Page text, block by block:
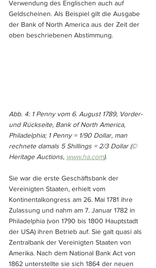
Verwendung des Englischen auch auf
Geldscheinen. Als Beispiel gilt die Ausgabe
der Bank of North America aus der Zeit der
oben beschriebenen Abstimmung.
Abb. 4: 1 Penny vom 6. August 1789, Vorder-
und Rückseite, Bank of North America,
Philadelphia; 1 Penny = 1/90 Dollar, man
rechnete damals 5 Shillings = 2/3 Dollar (©
Heritage Auctions, www.ha.com).
Sie war die erste Geschäftsbank der
Vereinigten Staaten, erhielt vom
Kontinentalkongress am 26. Mai 1781 ihre
Zulassung und nahm am 7. Januar 1782 in
Philadelphia (von 1790 bis 1800 Hauptstadt
der USA) ihren Betrieb auf. Sie galt quasi als
Zentralbank der Vereinigten Staaten von
Amerika. Nach dem National Bank Act von
1862 unterstellte sie sich 1864 der neuen